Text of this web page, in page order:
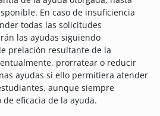
En caso de insuficiencia
todas las solicitudes
las ayudas siguiendo
prelación resultante de la
prorratear o reducir
ayudas si ello permitiera atender
aunque siempre
eficacia de la ayuda.